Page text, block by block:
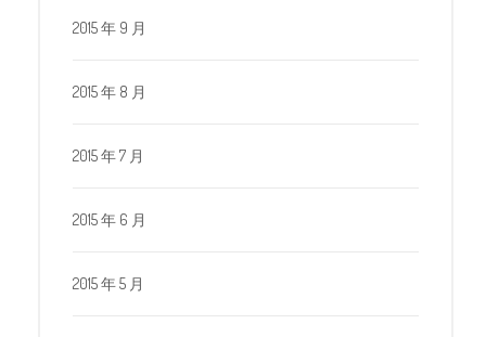
2015 年 9 月
2015 年 8 月
2015 年 7 月
2015 年 6 月
2015 年 5 月